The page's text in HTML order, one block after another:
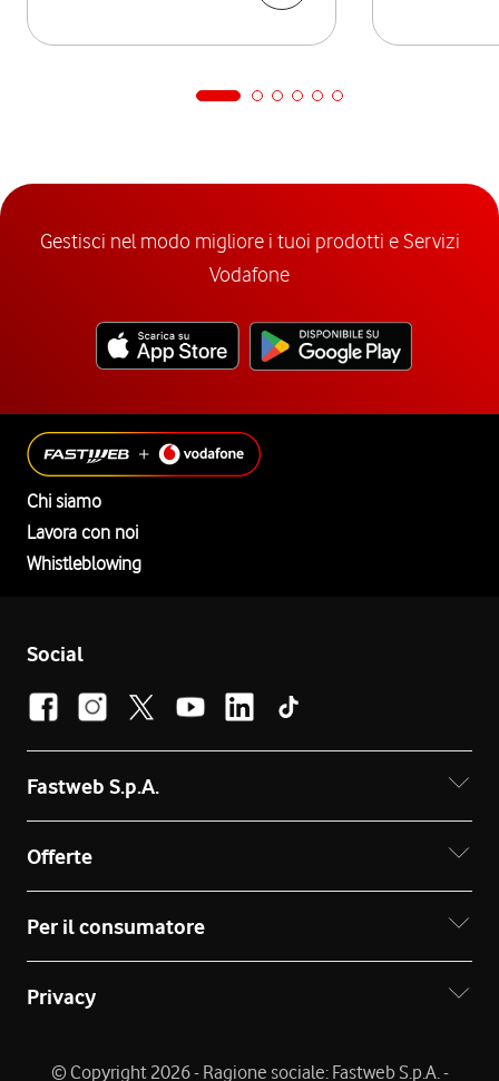
Gestisci nel modo migliore i tuoi prodotti e Servizi
Vodafone
Chi siamo
Lavora con noi
Whistleblowing
Social
Fastweb S.p.A.
Offerte
Per il consumatore
Privacy
© Copyright 2026 - Ragione sociale: Fastweb S.p.A. -